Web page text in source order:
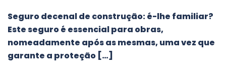
Seguro decenal de construção: é-lhe familiar?
Este seguro é essencial para obras,
nomeadamente após as mesmas, uma vez que
garante a proteção […]